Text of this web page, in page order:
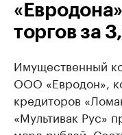
торгов за
Имущественный
ООО «Евродон»,
кредиторов
«Мультивак Рус»